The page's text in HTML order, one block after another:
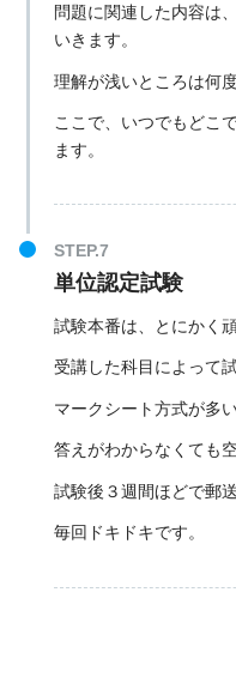
問題に関連した内容は
いきます。
理解が浅いところは何
ここで、いつでもどこ
ます。
単位認定試験
試験本番は、とにかく
受講した科目によって
マークシート方式が多
答えがわからなくても
試験後３週間ほどで郵
毎回ドキドキです。